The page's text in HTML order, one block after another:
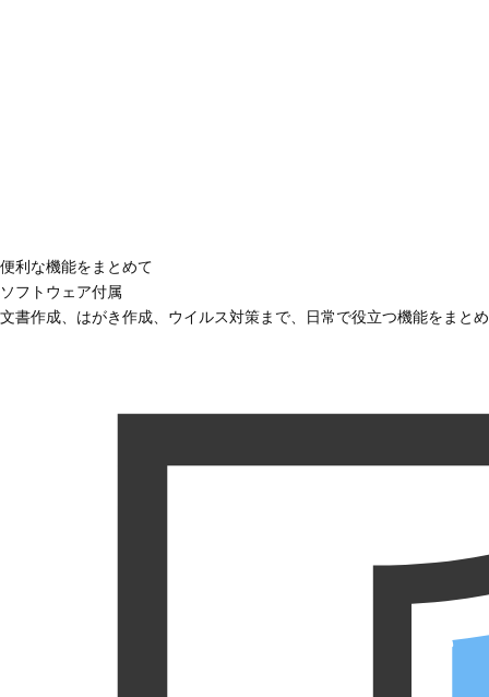
便利な機能をまとめて
ソフトウェア付属
文書作成、はがき作成、ウイルス対策まで、日常で役立つ機能をまと